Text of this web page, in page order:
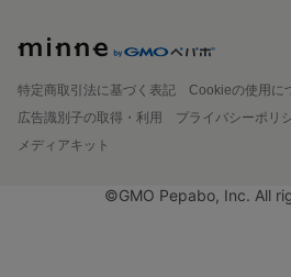
特定商取引法に基づく表記
Cookieの使用に
広告識別子の取得・利用
プライバシーポリ
メディアキット
©GMO Pepabo, Inc. All